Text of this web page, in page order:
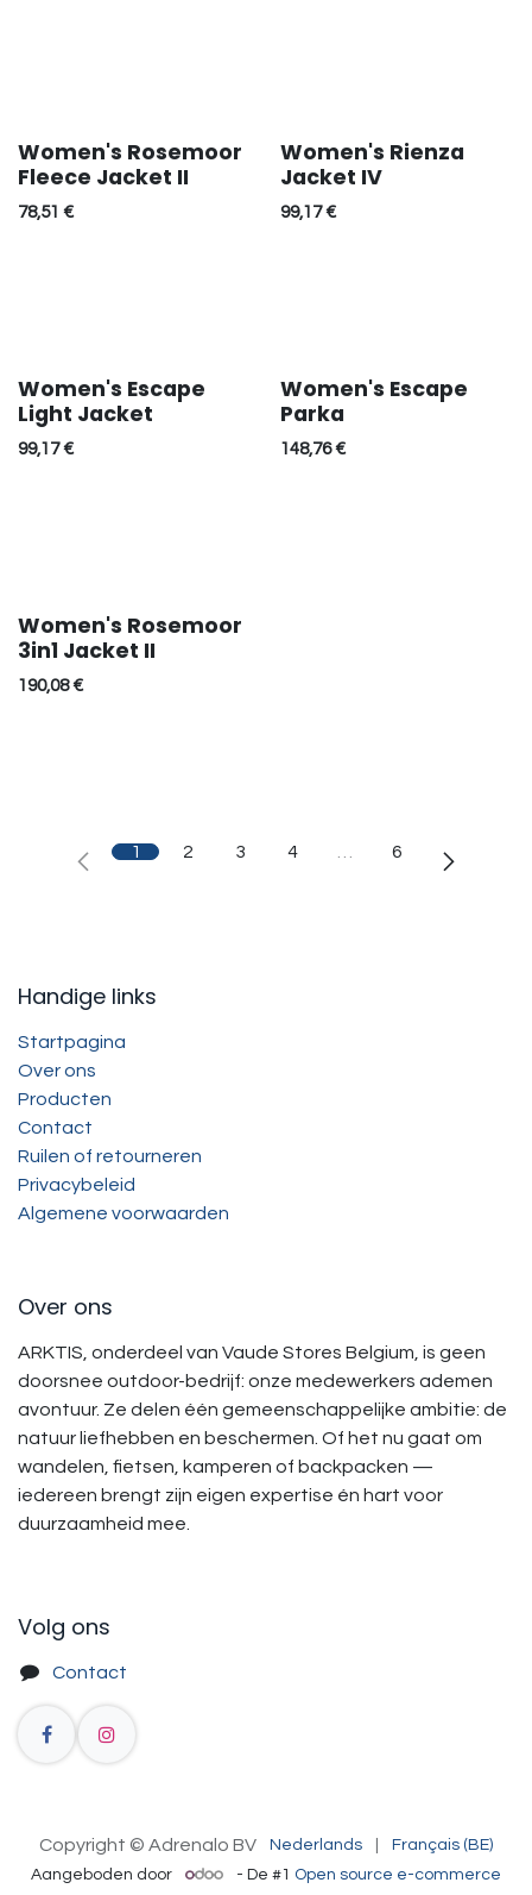
Women's Rosemoor
Fleece Jacket II
78,51 €
Women's Rienza
Jacket IV
99,17€
Women's Escape
Light Jacket
99,17€
Women's Escape
Parka
148,76€
Women's Rosemoor
3in1 Jacket II
190,08€
1 2 3 4 6
Handige links
Startpagina
Over ons
Producten
Contact
Ruilen of retourneren
Privacybeleid
Algemene voorwaarden
Over ons
ARKTIS, onderdeel van Vaude Stores Belgium, is geen
doorsnee outdoor-bedrijf: onze medewerkers ademen
avontuur. Ze delen één gemeenschappelijke ambitie: de
natuur liefhebben en beschermen. Of het nu gaat om
wandelen, fietsen, kamperen of backpacken —
iedereen brengt zijn eigen expertise én hart voor
duurzaamheid mee.
Volg ons
Contact
Copyright © Adrenalo BV Nederlands
Français (BE)
Aangeboden door
- De #1 Open source e-commerce